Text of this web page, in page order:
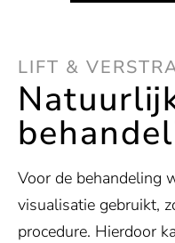
LIFT &
Voor de behandeling
visualisatie gebruikt,
procedure. Hierdoor